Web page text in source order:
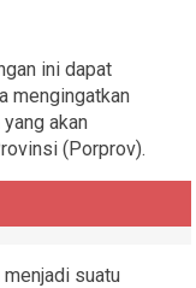
ini dapat
mengingatkan
akan
(Porprov).
suatu